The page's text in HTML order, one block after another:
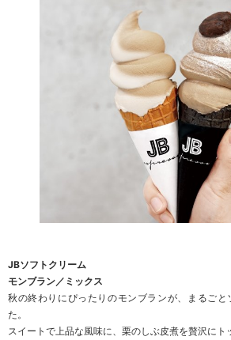
JBソフトクリーム
モンブラン／ミックス
秋の終わりにぴったりのモンブランが、まるごと
た。
スイートで上品な風味に、栗のしぶ皮煮を贅沢にト